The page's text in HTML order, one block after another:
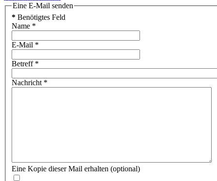
Eine E-Mail senden
* Benötigtes Feld
Name *
E-Mail *
Betreff*
Nachricht *
Eine Kopie dieser Mail erhalten (optional)